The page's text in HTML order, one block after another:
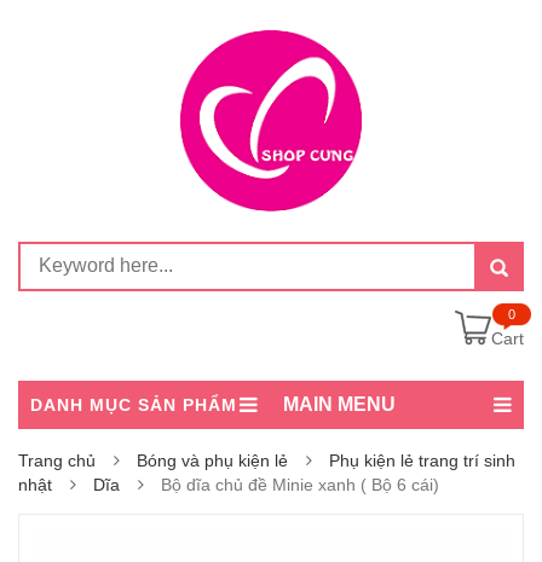
Cart
0
DANH MỤC SẢN PHẨM MAIN MENU
Trang chủ Bóng và phụ kiện lẻ
Phụ kiện lẻ trang trí sinh
nhật
Dĩa Bộ dĩa chủ đề Minie xanh ( Bộ 6 cái)